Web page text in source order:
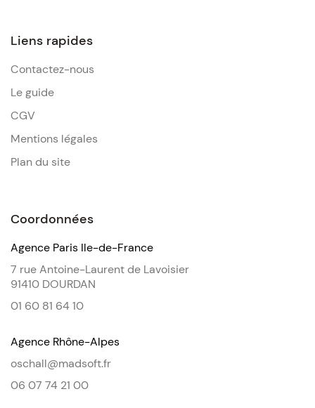
Liens rapides
Contactez-nous
Le guide
CGV
Mentions légales
Plan du site
Coordonnées
Agence Paris Ile-de-France
7 rue Antoine-Laurent de Lavoisier
91410 DOURDAN
01 60 81 64 10
Agence Rhône-Alpes
oschall@madsoft.fr
06 07 74 21 00